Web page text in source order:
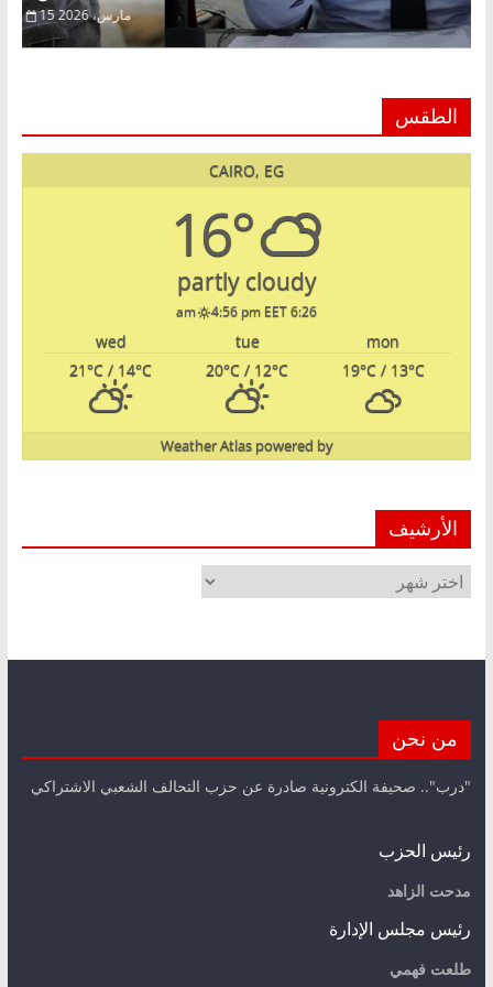
22 فبراير، 2026
الطقس
CAIRO, EG
16°
partly cloudy
6:26 am
4:56 pm EET
mon
tue
wed
19°C/ 13°C
20°C / 12°C
21°C / 14°C
powered by
Weather Atlas
الأرشيف
الأرشيف
من نحن
"درب".. صحيفة الكترونية صادرة عن حزب التحالف الشعبي الاشتراكي
رئيس الحزب
مدحت الزاهد
رئيس مجلس الإدارة
طلعت فهمي